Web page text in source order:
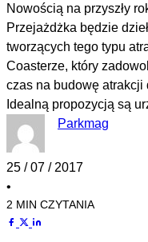
Nowością na przyszły
Przejażdżka będzie
tworzących tego typu
Coasterze, który
czas na budowę atrakcji
Idealną propozycją są
Parkmag
25 / 07 / 2017
•
2 MIN CZYTANIA